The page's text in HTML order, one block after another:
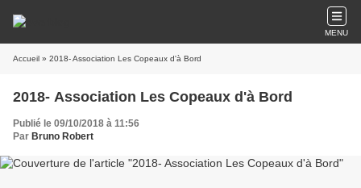
MENU
Accueil » 2018- Association Les Copeaux d'à Bord
2018- Association Les Copeaux d'à Bord
Publié le 09/10/2018 à 11:56
Par Bruno Robert